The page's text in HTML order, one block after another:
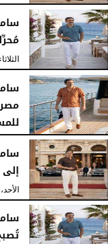
الثلاثاء، 28
الأحد، 26 يوليو 2026 07:27 مـ
الأحد، 26 يوليو 2026